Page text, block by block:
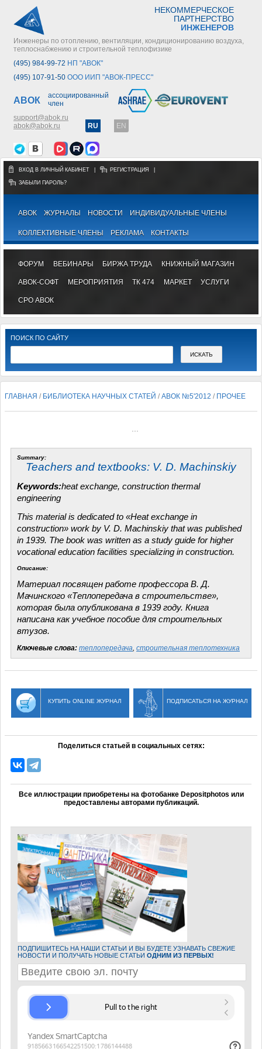
НЕКОММЕРЧЕСКОЕ
ПАРТНЕРСТВО
ИНЖЕНЕРОВ
Инженеры по отоплению, вентиляции, кондиционированию воздуха,
теплоснабжению и строительной теплофизике
(495) 984-99-72 НП "АВОК"
(495) 107-91-50 ООО ИИП "АВОК-ПРЕСС"
АВОК
ассоциированный
член
support@abok.ru
abok@abok.ru
RU EN
ВХОД В ЛИЧНЫЙ КАБИНЕТ РЕГИСТРАЦИЯ
ЗАБЫЛИ ПАРОЛЬ?
АВОК ЖУРНАЛЫ НОВОСТИ ИНДИВИДУАЛЬНЫЕ ЧЛЕНЫ
КОЛЛЕКТИВНЫЕ ЧЛЕНЫ РЕКЛАМА КОНТАКТЫ
ФОРУМ ВЕБИНАРЫ БИРЖА ТРУДА КНИЖНЫЙ МАГАЗИН
АВОК-СОФТ МЕРОПРИЯТИЯ ТК 474 МАРКЕТ УСЛУГИ
СРО АВОК
ПОИСК ПО САЙТУ
ГЛАВНАЯ / БИБЛИОТЕКА НАУЧНЫХ СТАТЕЙ /АВОК №5'2012 / ПРОЧЕЕ
Summary:
Teachers and textbooks: V. D. Machinskiy
Keywords:heat exchange, construction thermal
engineering
This material is dedicated to «Heat exchange in
construction» work by V. D. Machinskiy that was published
in 1939. The book was written as a study guide for higher
vocational education facilities specializing in construction.
Описание:
Материал посвящен работе профессора В. Д.
Мачинского «Теплопередача в строительстве»,
которая была опубликована в 1939 году. Книга
написана как учебное пособие для строительных
втузов.
Ключевые слова: теплопередача, строительная теплотехника
КУПИТЬ ONLINE ЖУРНАЛ ПОДПИСАТЬСЯ НА ЖУРНАЛ
Поделиться статьей в социальных сетях:
Все иллюстрации приобретены на фотобанке Depositphotos или
предоставлены авторами публикаций.
ПОДПИШИТЕСЬ НА НАШИ СТАТЬИ И ВЫ БУДЕТЕ УЗНАВАТЬ СВЕЖИЕ
НОВОСТИ И ПОЛУЧАТЬ НОВЫЕ СТАТЬИ ОДНИМ ИЗ ПЕРВЫХ!